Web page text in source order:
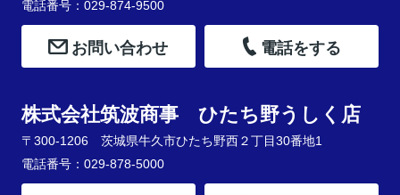
電話番号：029-874-9500
お問い合わせ 電話をする
株式会社筑波商事 ひたち野うしく店
〒300-1206 茨城県牛久市ひたち野西２丁目30番地1
電話番号：029-878-5000